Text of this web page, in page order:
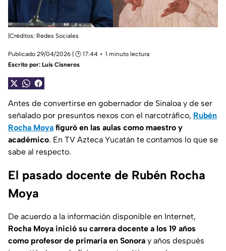
|Créditos: Redes Sociales
Publicado 29/04/2026 | 🕑 17:44
1 minuto lectura
Escrito por: Luis Cisneros
Antes de convertirse en gobernador de Sinaloa y de ser
señalado por presuntos nexos con el narcotráfico, Rubén
Rocha Moya figuró en las aulas como maestro y
académico. En TV Azteca Yucatán te contamos lo que se
sabe al respecto.
El pasado docente de Rubén Rocha
Moya
De acuerdo a la información disponible en Internet,
Rocha Moya inició su carrera docente a los 19 años
como profesor de primaria en Sonora y años después